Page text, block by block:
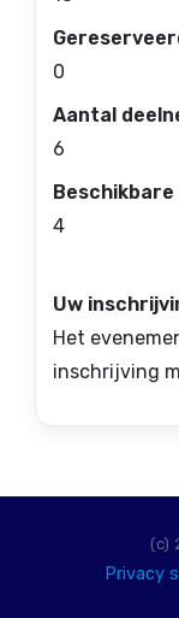
0
Aantal
6
4
Uw
Het
inschrijving
(c)
Privacy